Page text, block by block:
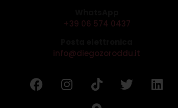
+39 06 574 0437
info@diegozoroddu.it